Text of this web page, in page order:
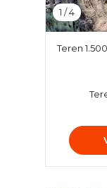
1 /4
Teren